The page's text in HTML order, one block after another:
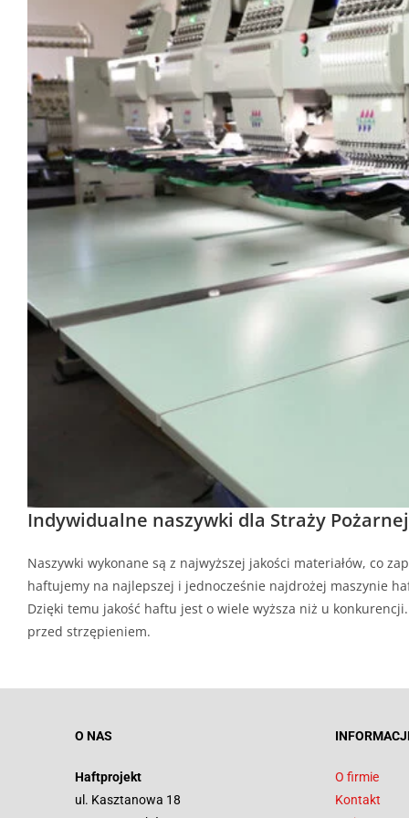
Indywidualne naszywki dla Straży
Naszywki wykonane są z najwyższej jakości materiałów, co
haftujemy na najlepszej i jednocześnie najdrożej maszynie
Dzięki temu jakość haftu jest o wiele wyższa niż u
przed strzępieniem.
O NAS
Haftprojekt
ul. Kasztanowa 18
O firmie
Kontakt